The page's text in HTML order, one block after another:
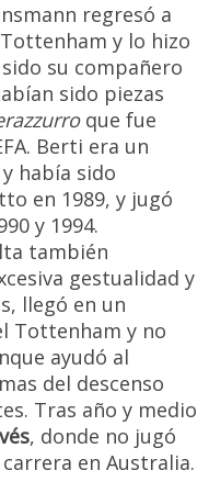
regresó a
y lo hizo
su compañero
sido piezas
que fue
Berti era un
había sido
en 1989, y jugó
y 1994.
también
gestualidad y
llegó en un
Tottenham y no
ayudó al
del descenso
Tras año y medio
, donde no jugó
en Australia.